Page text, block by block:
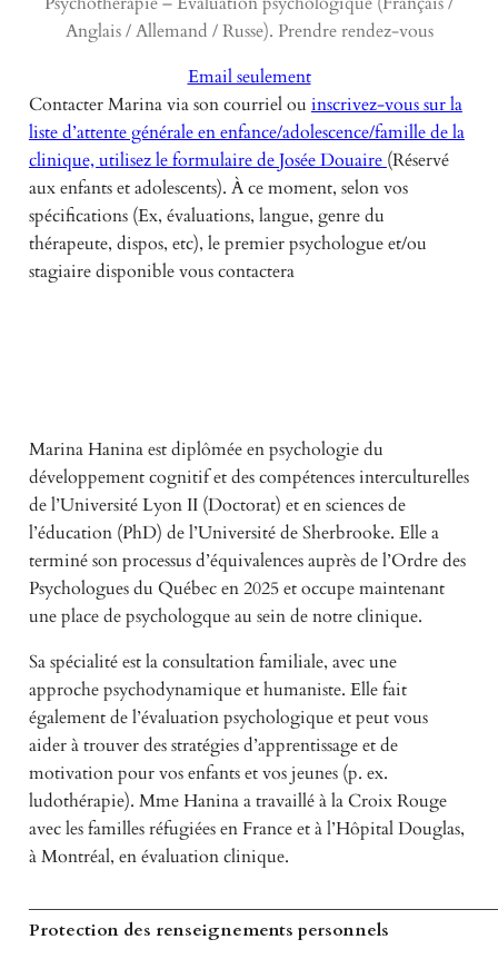
Anglais / Allemand / Russe). Prendre rendez-vous
Email seulement
Contacter Marina via son courriel ou inscrivez-vous sur la
liste d’attente générale en enfance/adolescence/famille de la
clinique, utilisez le formulaire de Josée Douaire (Réservé
aux enfants et adolescents). À ce moment, selon vos
spécifications (Ex, évaluations, langue, genre du
thérapeute, dispos, etc), le premier psychologue et/ou
stagiaire disponible vous contactera
Marina Hanina est diplômée en psychologie du
développement cognitif et des compétences interculturelles
de l’Université Lyon II (Doctorat) et en sciences de
l’éducation (PhD) de l’Université de Sherbrooke. Elle a
terminé son processus d’équivalences auprès de l’Ordre des
Psychologues du Québec en 2025 et occupe maintenant
une place de psychologque au sein de notre clinique.
Sa spécialité est la consultation familiale, avec une
approche psychodynamique et humaniste. Elle fait
également de l’évaluation psychologique et peut vous
aider à trouver des stratégies d’apprentissage et de
motivation pour vos enfants et vos jeunes (p. ex.
ludothérapie). Mme Hanina a travaillé à la Croix Rouge
avec les familles réfugiées en France et à l’Hôpital Douglas,
à Montréal, en évaluation clinique.
Protection des renseignements personnels